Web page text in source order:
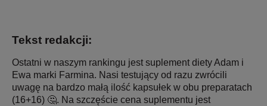
Tekst redakcji:
Ostatni w naszym rankingu jest suplement diety Adam i
Ewa marki Farmina. Nasi testujący od razu zwrócili
uwagę na bardzo małą ilość kapsułek w obu preparatach
(16+16) 🤔. Na szczęście cena suplementu jest